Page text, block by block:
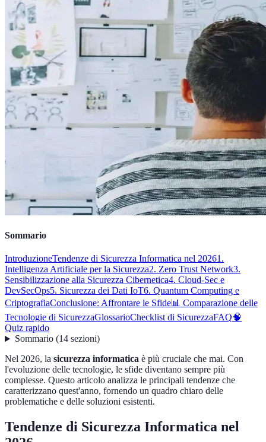
Sommario
IntroduzioneTendenze di Sicurezza Informatica nel 20261.
Intelligenza Artificiale per la Sicurezza2. Zero Trust Network3.
Sensibilizzazione alla Sicurezza Cibernetica4. Cloud-Sec e
DevSecOps5. Sicurezza dei Dati IoT6. Quantum Computing e
CriptografiaConclusione: Affrontare le Sfide📊 Comparazione delle
Tecnologie di SicurezzaGlossarioChecklist di SicurezzaFAQ🧠
Quiz rapido
Sommario(14 sezioni)
Nel 2026, la sicurezza informatica è più cruciale che mai. Con
l'evoluzione delle tecnologie, le sfide diventano sempre più
complesse. Questo articolo analizza le principali tendenze che
caratterizzano quest'anno, fornendo un quadro chiaro delle
problematiche e delle soluzioni esistenti.
Tendenze di Sicurezza Informatica nel